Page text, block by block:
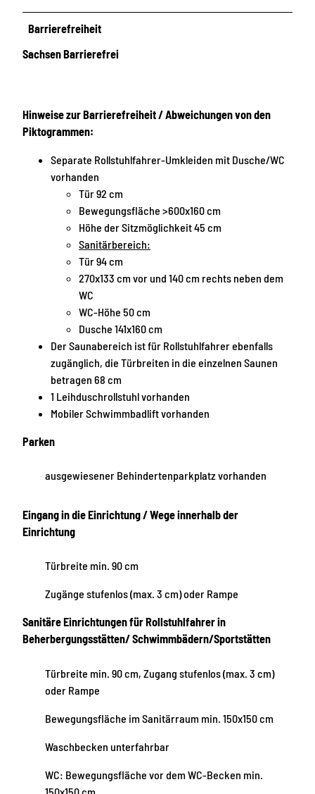
Barrierefreiheit
Sachsen Barrierefrei
Hinweise zur Barrierefreiheit / Abweichungen von den
Piktogrammen:
Separate Rollstuhlfahrer-Umkleiden mit Dusche/WC
vorhanden
Tür 92 cm
Bewegungsfläche >600x160 cm
Höhe der Sitzmöglichkeit 45 cm
Sanitärbereich:
Tür 94 cm
270x133 cm vor und 140 cm rechts neben dem
WC
WC-Höhe 50 cm
Dusche 141x160 cm
Der Saunabereich ist für Rollstuhlfahrer ebenfalls
zugänglich, die Türbreiten in die einzelnen Saunen
betragen 68 cm
1 Leihduschrollstuhl vorhanden
Mobiler Schwimmbadlift vorhanden
Parken
ausgewiesener Behindertenparkplatz vorhanden
Eingang in die Einrichtung / Wege innerhalb der
Einrichtung
Türbreite min. 90 cm
Zugänge stufenlos (max. 3 cm) oder Rampe
Sanitäre Einrichtungen für Rollstuhlfahrer in
Beherbergungsstätten/ Schwimmbädern/Sportstätten
Türbreite min. 90 cm, Zugang stufenlos (max. 3 cm)
oder Rampe
Bewegungsfläche im Sanitärraum min. 150x150 cm
Waschbecken unterfahrbar
WC: Bewegungsfläche vor dem WC-Becken min.